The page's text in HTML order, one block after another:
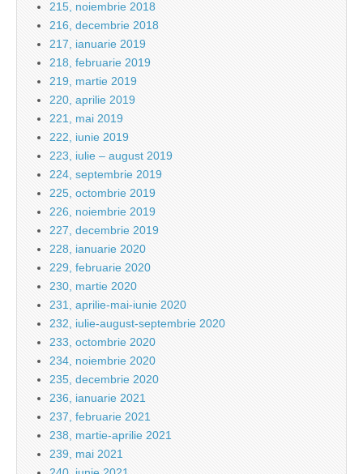
215, noiembrie 2018
216, decembrie 2018
217, ianuarie 2019
218, februarie 2019
219, martie 2019
220, aprilie 2019
221, mai 2019
222, iunie 2019
223, iulie – august 2019
224, septembrie 2019
225, octombrie 2019
226, noiembrie 2019
227, decembrie 2019
228, ianuarie 2020
229, februarie 2020
230, martie 2020
231, aprilie-mai-iunie 2020
232, iulie-august-septembrie 2020
233, octombrie 2020
234, noiembrie 2020
235, decembrie 2020
236, ianuarie 2021
237, februarie 2021
238, martie-aprilie 2021
239, mai 2021